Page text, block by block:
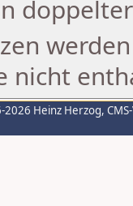
nicht
Heinz Herzog,